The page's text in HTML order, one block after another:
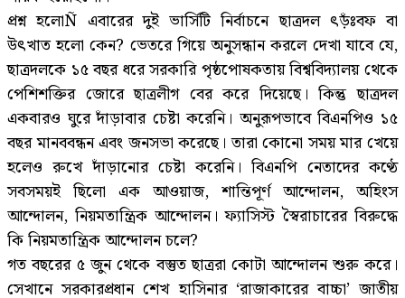
প্রশ্ন হলোÑ এবারের দুই ভার্সিটি নির্বাচনে ছাত্রদল ৎড়ঁঃবফ বা
উৎখাত হলো কেন? ভেতরে গিয়ে অনুসন্ধান করলে দেখা যাবে যে,
ছাত্রদলকে ১৫ বছর ধরে সরকারি পৃষ্ঠপোষকতায় বিশ্ববিদ্যালয় থেকে
পেশিশক্তির জোরে ছাত্রলীগ বের করে দিয়েছে। কিন্তু ছাত্রদল
একবারও ঘুরে দাঁড়াবার চেষ্টা করেনি। অনুরূপভাবে বিএনপিও ১৫
বছর মানববন্ধন এবং জনসভা করেছে। তারা কোনো সময় মার খেয়ে
হলেও রুখে দাঁড়ানোর চেষ্টা করেনি। বিএনপি নেতাদের কণ্ঠে
সবসময়ই ছিলো এক আওয়াজ, শান্তিপূর্ণ আন্দোলন, অহিংস
আন্দোলন, নিয়মতান্ত্রিক আন্দোলন। ফ্যাসিস্ট স্বৈরাচারের বিরুদ্ধে
কি নিয়মতান্ত্রিক আন্দোলন চলে?
গত বছরের ৫ জুন থেকে বস্তুত ছাত্ররা কোটা আন্দোলন শুরু করে।
সেখানে সরকারপ্রধান শেখ হাসিনার ‘রাজাকারের বাচ্চা’ জাতীয়